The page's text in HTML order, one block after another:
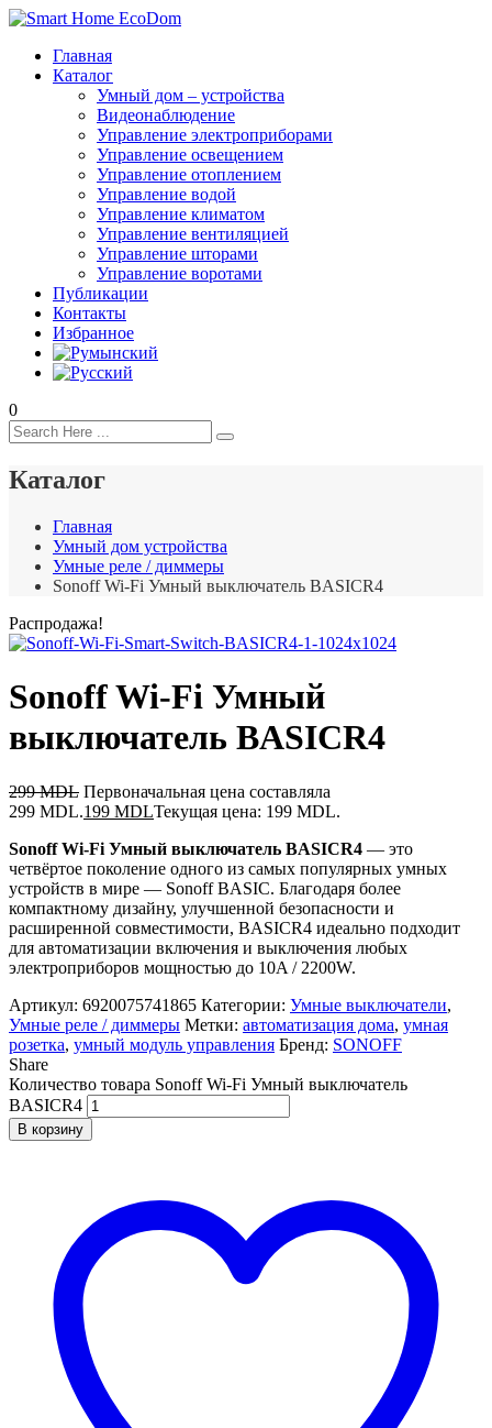
Главная
Каталог
Умный дом – устройства
Видеонаблюдение
Управление электроприборами
Управление освещением
Управление отоплением
Управление водой
Управление климатом
Управление вентиляцией
Управление шторами
Управление воротами
Публикации
Контакты
Избранное
0
Каталог
Главная
Умный дом устройства
Умные реле / диммеры
Sonoff Wi-Fi Умный выключатель BASICR4
Распродажа!
Sonoff Wi-Fi Умный
выключатель BASICR4
299MDL Первоначальная цена составляла
299 MDL.199 MDLТекущая цена: 199 MDL.
Sonoff Wi-Fi Умный выключатель BASICR4 — это
четвёртое поколение одного из самых популярных умных
устройств в мире — Sonoff BASIC. Благодаря более
компактному дизайну, улучшенной безопасности и
расширенной совместимости, BASICR4 идеально подходит
для автоматизации включения и выключения любых
электроприборов мощностью до 10A / 2200W.
Артикул: 6920075741865 Категории: Умные выключатели,
Умные реле / диммеры Метки: автоматизация дома, умная
розетка, умный модуль управления Бренд: SONOFF
Share
Количество товара Sonoff Wi-Fi Умный выключатель
BASICR4
В корзину